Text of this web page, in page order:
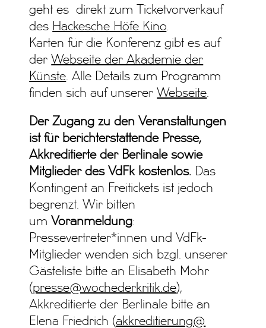
geht es direkt zum Ticketvorverkauf
des Hackesche Höfe Kino
Karten für die Konferenz gibt es auf
der Webseite der Akademie der
Künste . Alle Details zum Programm
finden sich auf unserer Webseite
Der Zugang zu den Veranstaltungen
ist für berichterstattende Presse,
Akkreditierte der Berlinale sowie
Mitglieder des VdFk kostenlos. Das
Kontingent an Freitickets ist jedoch
begrenzt. Wir bitten
um Voranmeldung:
Pressevertreter*innen und VdFk-
Mitglieder wenden sich bzgl. unserer
Gästeliste bitte an Elisabeth Mohr
(presse@wochederkritik.de),
Akkreditierte der Berlinale bitte an
Elena Friedrich (akkreditierung@